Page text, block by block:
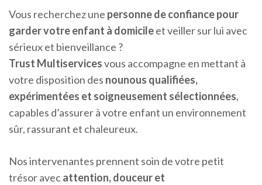
Vous recherchez une personne de confiance pour
garder votre enfant à domicileet veiller sur lui avec
sérieux et bienveillance ?
Trust Multiservicesvous accompagne en mettant à
votre disposition des nounous qualifiées,
expérimentées et soigneusement sélectionnées,
capables d’assurer à votre enfant un environnement
sûr, rassurant et chaleureux.
Nos intervenantes prennent soin de votre petit
trésor avecattention, douceur et